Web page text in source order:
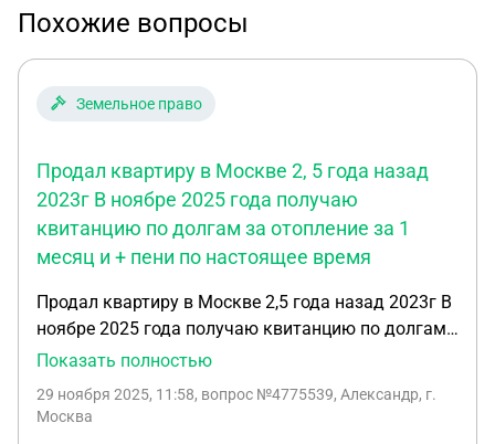
Похожие вопросы
Земельное право
Продал квартиру в Москве 2, 5 года назад
2023г В ноябре 2025 года получаю
квитанцию по долгам за отопление за 1
месяц и + пени по настоящее время
Продал квартиру в Москве 2,5 года назад 2023г В
ноябре 2025 года получаю квитанцию по долгам
за отопление за 1 месяц и + пени по настоящее
Права ли УК или я оплачиваю только долг по
Показать полностью
29 ноября 2025, 11:58, вопрос №4775539, Александр, г.
Москва